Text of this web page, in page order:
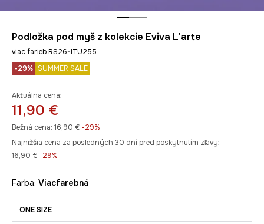
Podložka pod myš z kolekcie Eviva L'arte
viac farieb RS26-ITU255
-29% SUMMER SALE
Aktuálna cena:
11,90 €
Bežná cena: 16,90 € -29%
Najnižšia cena za posledných 30 dní pred poskytnutím zľavy:
16,90 € -29%
Farba: viacfarebná
ONE SIZE